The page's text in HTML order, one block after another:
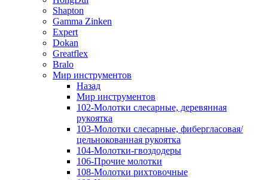
Shapton
Gamma Zinken
Expert
Dokan
Greatflex
Bralo
Мир инструментов
Назад
Мир инструментов
102-Молотки слесарные, деревянная
рукоятка
103-Молотки слесарные, фибергласовая/
цельнокованная рукоятка
104-Молотки-гвоздодеры
106-Прочие молотки
108-Молотки рихтовочные